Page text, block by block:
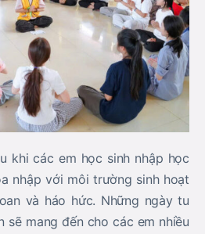
khi các em học sinh nhập học
nhập với môi trường sinh hoạt
và háo hức. Những ngày tu
sẽ mang đến cho các em nhiều